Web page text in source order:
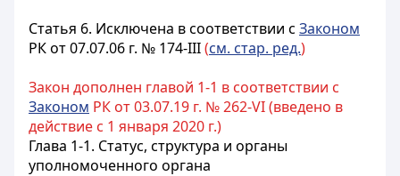
Статья 6. Исключена в соответствии с Законом
РК от 07.07.06 г. № 174-III(см. стар. ред.)
Закон дополнен главой 1-1 в соответствии с
Законом РК от 03.07.19 г. № 262-VI (введено в
действие с 1 января 2020 г.)
Глава 1-1. Статус, структура и органы
уполномоченного органа